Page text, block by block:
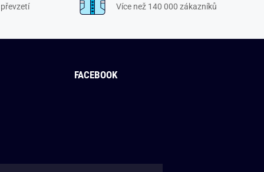
Více než 140 000 zákazníků
FACEBOOK